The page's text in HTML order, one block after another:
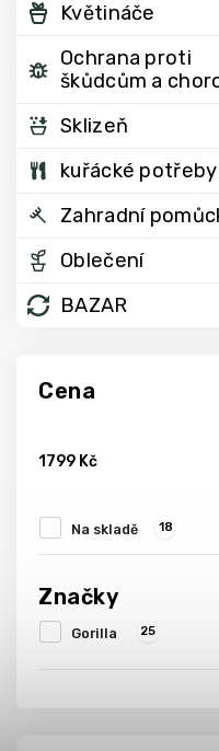
Květináče
Ochrana proti
škůdcům a
Sklizeň
kuřácké potřeby
Zahradní
Oblečení
BAZAR
Cena
1799 Kč
Na skladě 18
Značky
Gorilla 25